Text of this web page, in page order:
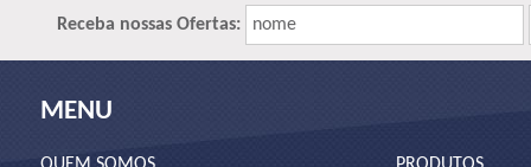
Receba nossas Ofertas: nome
MENU